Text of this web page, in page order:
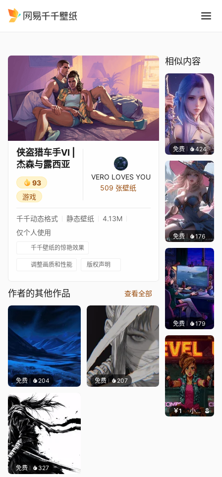
侠盗猎车手VI |
杰森与露西亚
93
游戏
VERO LOVES YOU
509 张壁纸
千千动态格式 静态壁纸
4.13M
仅个人使用
千千壁纸的惊艳效果
调整画质和性能 版权声明
作者的其他作品 查看全部
免费 204 免费 207
免费 327
相似内容
免费 424好看
免费 176｡
免费 179
￥1 小鹿子